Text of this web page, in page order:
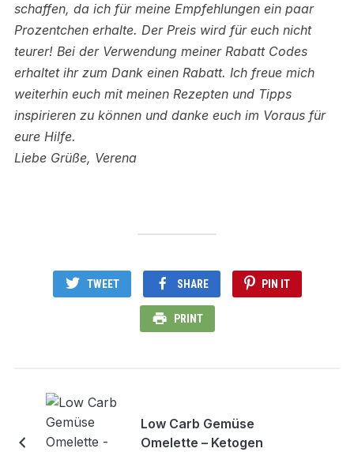
schaffen, da ich für meine Empfehlungen ein paar
Prozentchen erhalte. Der Preis wird für euch nicht
teurer! Bei der Verwendung meiner Rabatt Codes
erhaltet ihr zum Dank einen Rabatt. Ich freue mich
weiterhin euch mit meinen Rezepten und Tipps
inspirieren zu können und danke euch im Voraus für
eure Hilfe.
Liebe Grüße, Verena
TWEET SHARE PIN IT
PRINT
Low Carb Gemüse
Omelette – Ketogen